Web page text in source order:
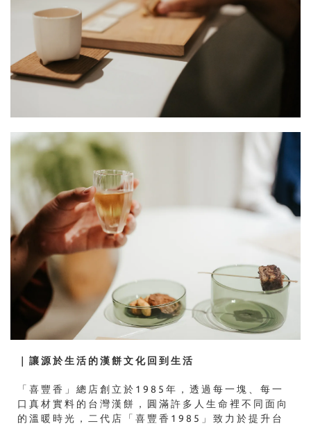
讓源於生活的漢餅文化回到生活
「喜豐香」總店創立於1985年，透過每一塊、每一
口真材實料的台灣漢餅，圓滿許多人生命裡不同面向
的溫暖時光，二代店「喜豐香1985」致力於提升台